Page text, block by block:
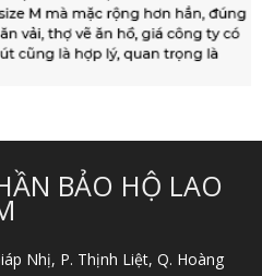
BẢO HỘ LAO
Nhị, P. Thịnh Liệt, Q. Hoàng